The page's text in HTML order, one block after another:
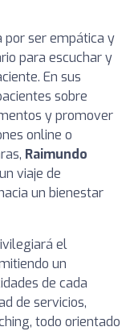
por ser empática y
para escuchar y
En sus
sobre
y promover
online o
Raimundo
viaje de
un bienestar
el
un
de cada
de servicios,
todo orientado